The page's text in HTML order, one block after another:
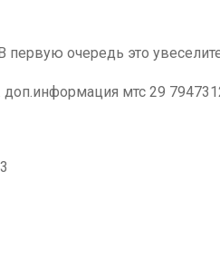
очередь это
мтс 29